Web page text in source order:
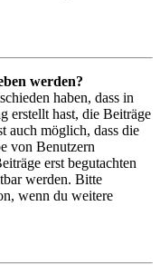
werden?
haben, dass in
erstellt hast, die Beiträge
auch möglich, dass die
von Benutzern
erst begutachten
werden. Bitte
wenn du weitere